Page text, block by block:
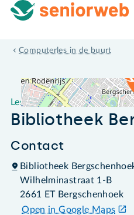
Computerles in de buurt
Leslocatie Bibliotheek
Leslocatie
Bibliotheek
Contact
Bibliotheek
Wilhelminastraat 1-B
2661 ET Bergschenhoek
Open in Google Maps